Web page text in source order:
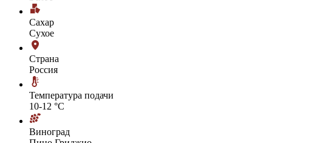
Сахар
Сухое
Страна
Россия
Температура подачи
10-12 °С
Виноград